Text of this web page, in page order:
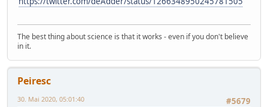
The best thing about science is that it works - even if you don't believe
in it.
Peiresc
#5679
30. Mai 2020, 05:01:40